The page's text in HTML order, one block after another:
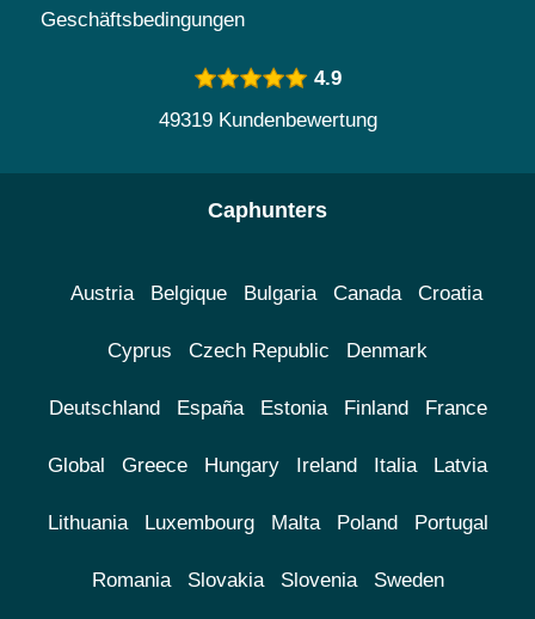
Geschäftsbedingungen
4.9
49319 Kundenbewertung
Caphunters
Austria Belgique Bulgaria Canada Croatia
Cyprus Czech Republic Denmark
Deutschland España Estonia Finland France
Global Greece Hungary Ireland Italia Latvia
Lithuania Luxembourg Malta Poland Portugal
Romania Slovakia Slovenia Sweden